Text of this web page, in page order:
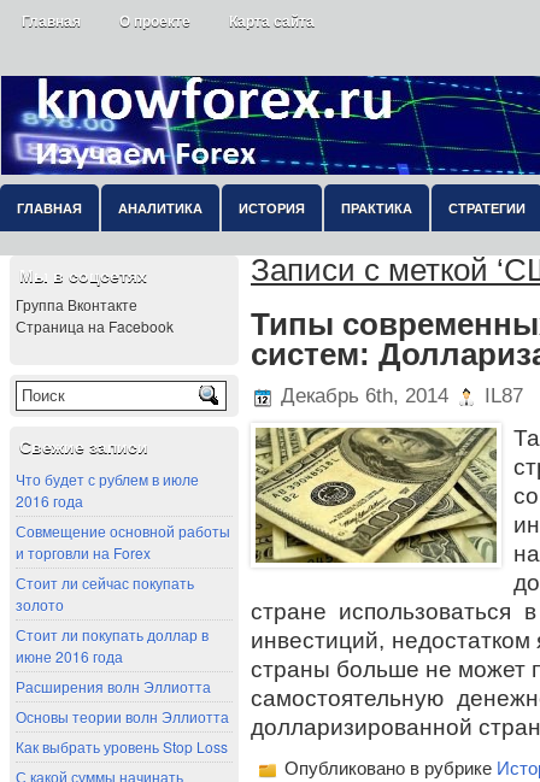
Главная О проекте Карта сайта
ГЛАВНАЯ АНАЛИТИКА ИСТОРИЯ ПРАКТИКА СТРАТЕГИИ
Мы в соцсетях
Группа Вконтакте
Страница на Facebook
Свежие записи
Что будет с рублем в июле
2016 года
Совмещение основной работы
и торговли на Forex
Стоит ли сейчас покупать
золото
Стоит ли покупать доллар в
июне 2016 года
Расширения волн Эллиотта
Основы теории волн Эллиотта
Как выбрать уровень Stop Loss
С какой суммы начинать
Записи с меткой
Типы
систем:
Декабрь 6th, 2014 IL87
стране использоваться
инвестиций,
страны больше не может
самостоятельную
долларизированной
Опубликовано в рубрике